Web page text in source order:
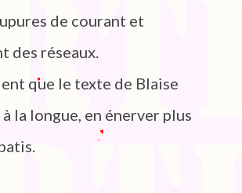
de courant et
des réseaux.
que le texte de Blaise
la longue, en énerver plus